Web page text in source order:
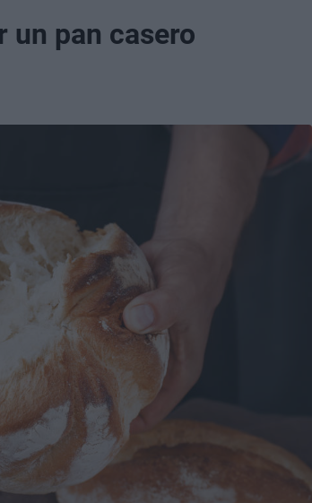
un pan casero